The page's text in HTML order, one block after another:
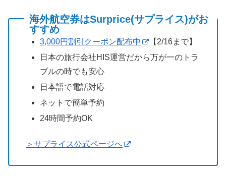
海外航空券はSurprice(サプライス)がお
すすめ
3,000円割引クーポン配布中
【2/16まで】
日本の旅行会社HIS運営だから万が一のトラ
ブルの時でも安心
日本語で電話対応
ネットで簡単予約
24時間予約OK
＞サプライス公式ページへ